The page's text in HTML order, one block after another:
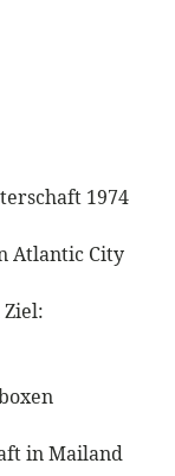
1974
Atlantic City
in Mailand